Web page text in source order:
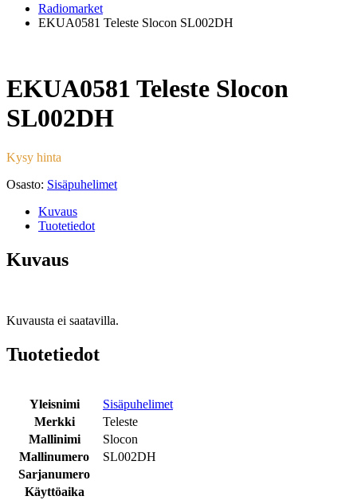
Radiomarket
EKUA0581 Teleste Slocon SL002DH
EKUA0581 Teleste Slocon
SL002DH
Kysy hinta
Osasto: Sisäpuhelimet
Kuvaus
Tuotetiedot
Kuvaus
Kuvausta ei saatavilla.
Tuotetiedot
Yleisnimi
Sisäpuhelimet
Merkki
Teleste
Mallinimi
Slocon
Mallinumero
SL002DH
Sarjanumero
Käyttöaika